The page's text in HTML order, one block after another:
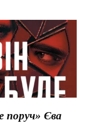
поруч» Єва